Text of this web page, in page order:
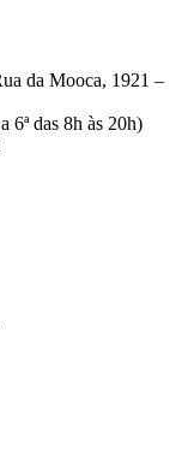
da Mooca, 1921 –
6ª das 8h às 20h)